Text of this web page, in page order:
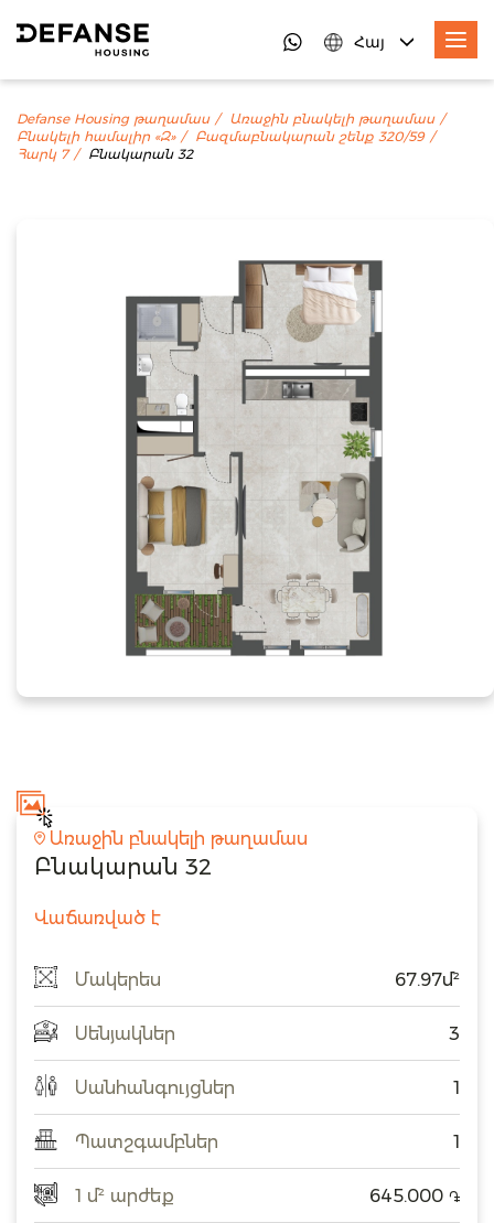
Հայ
Defanse Housing թաղամաս
Առաջին բնակելի թաղամաս
Բնակելի համալիր «Զ»
Բազմաբնակարան շենք 320/59
Հարկ 7
Բնակարան 32
Առաջին բնակելի թաղամաս
Բնակարան 32
Վաճառված է
Մակերես 67.97մ²
Սենյակներ 3
Սանհանգույցներ 1
Պատշգամբներ 1
1 մ² արժեք 645.000 ֏